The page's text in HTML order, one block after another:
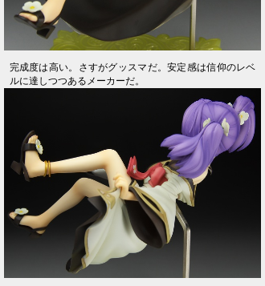
完成度は高い。さすがグッスマだ。安定感は信仰のレベ
ルに達しつつあるメーカーだ。